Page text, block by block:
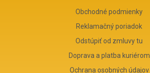
Obchodné podmienky
Reklamačný poriadok
Odstúpiť od zmluvy tu
Doprava a platba kuriérom
Ochrana osobných údajov